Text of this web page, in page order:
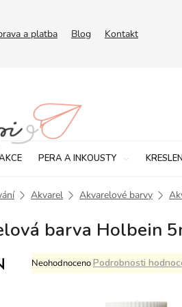
a platba Blog Kontakt
PERA A INKOUSTY
Akvarel Akvarelové barvy
barva Holbein
Průměrné
hodnocení
NeohodnocenoPodrobnosti